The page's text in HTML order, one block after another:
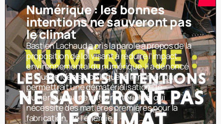
Numérique : les bonnes
intentions ne sauveront pas
le climat
Bastien Lachaud a pris la parole à propos de la
proposition de loi visant à réduire l’impact
environnemental du numérique. Il a dénoncé
la fausse idée selon laquelle le numérique
permettrait une dématérialisation : le
numérique a une autre matérialité, qui
nécessite des matières premières pour la
fabrication, de l’énergie,